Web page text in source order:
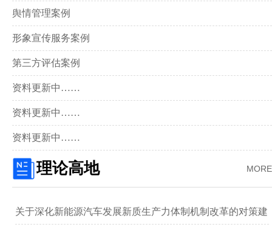
舆情管理案例
形象宣传服务案例
第三方评估案例
资料更新中……
资料更新中……
资料更新中……
MORE
理论高地
关于深化新能源汽车发展新质生产力体制机制改革的对策建